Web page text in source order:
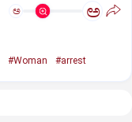
ಅ ಅ
#Woman #arrest